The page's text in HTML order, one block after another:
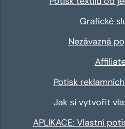
Grafické
Nezávazná
Potisk
Jak si vytvořit
APLIKACE: Vlastní